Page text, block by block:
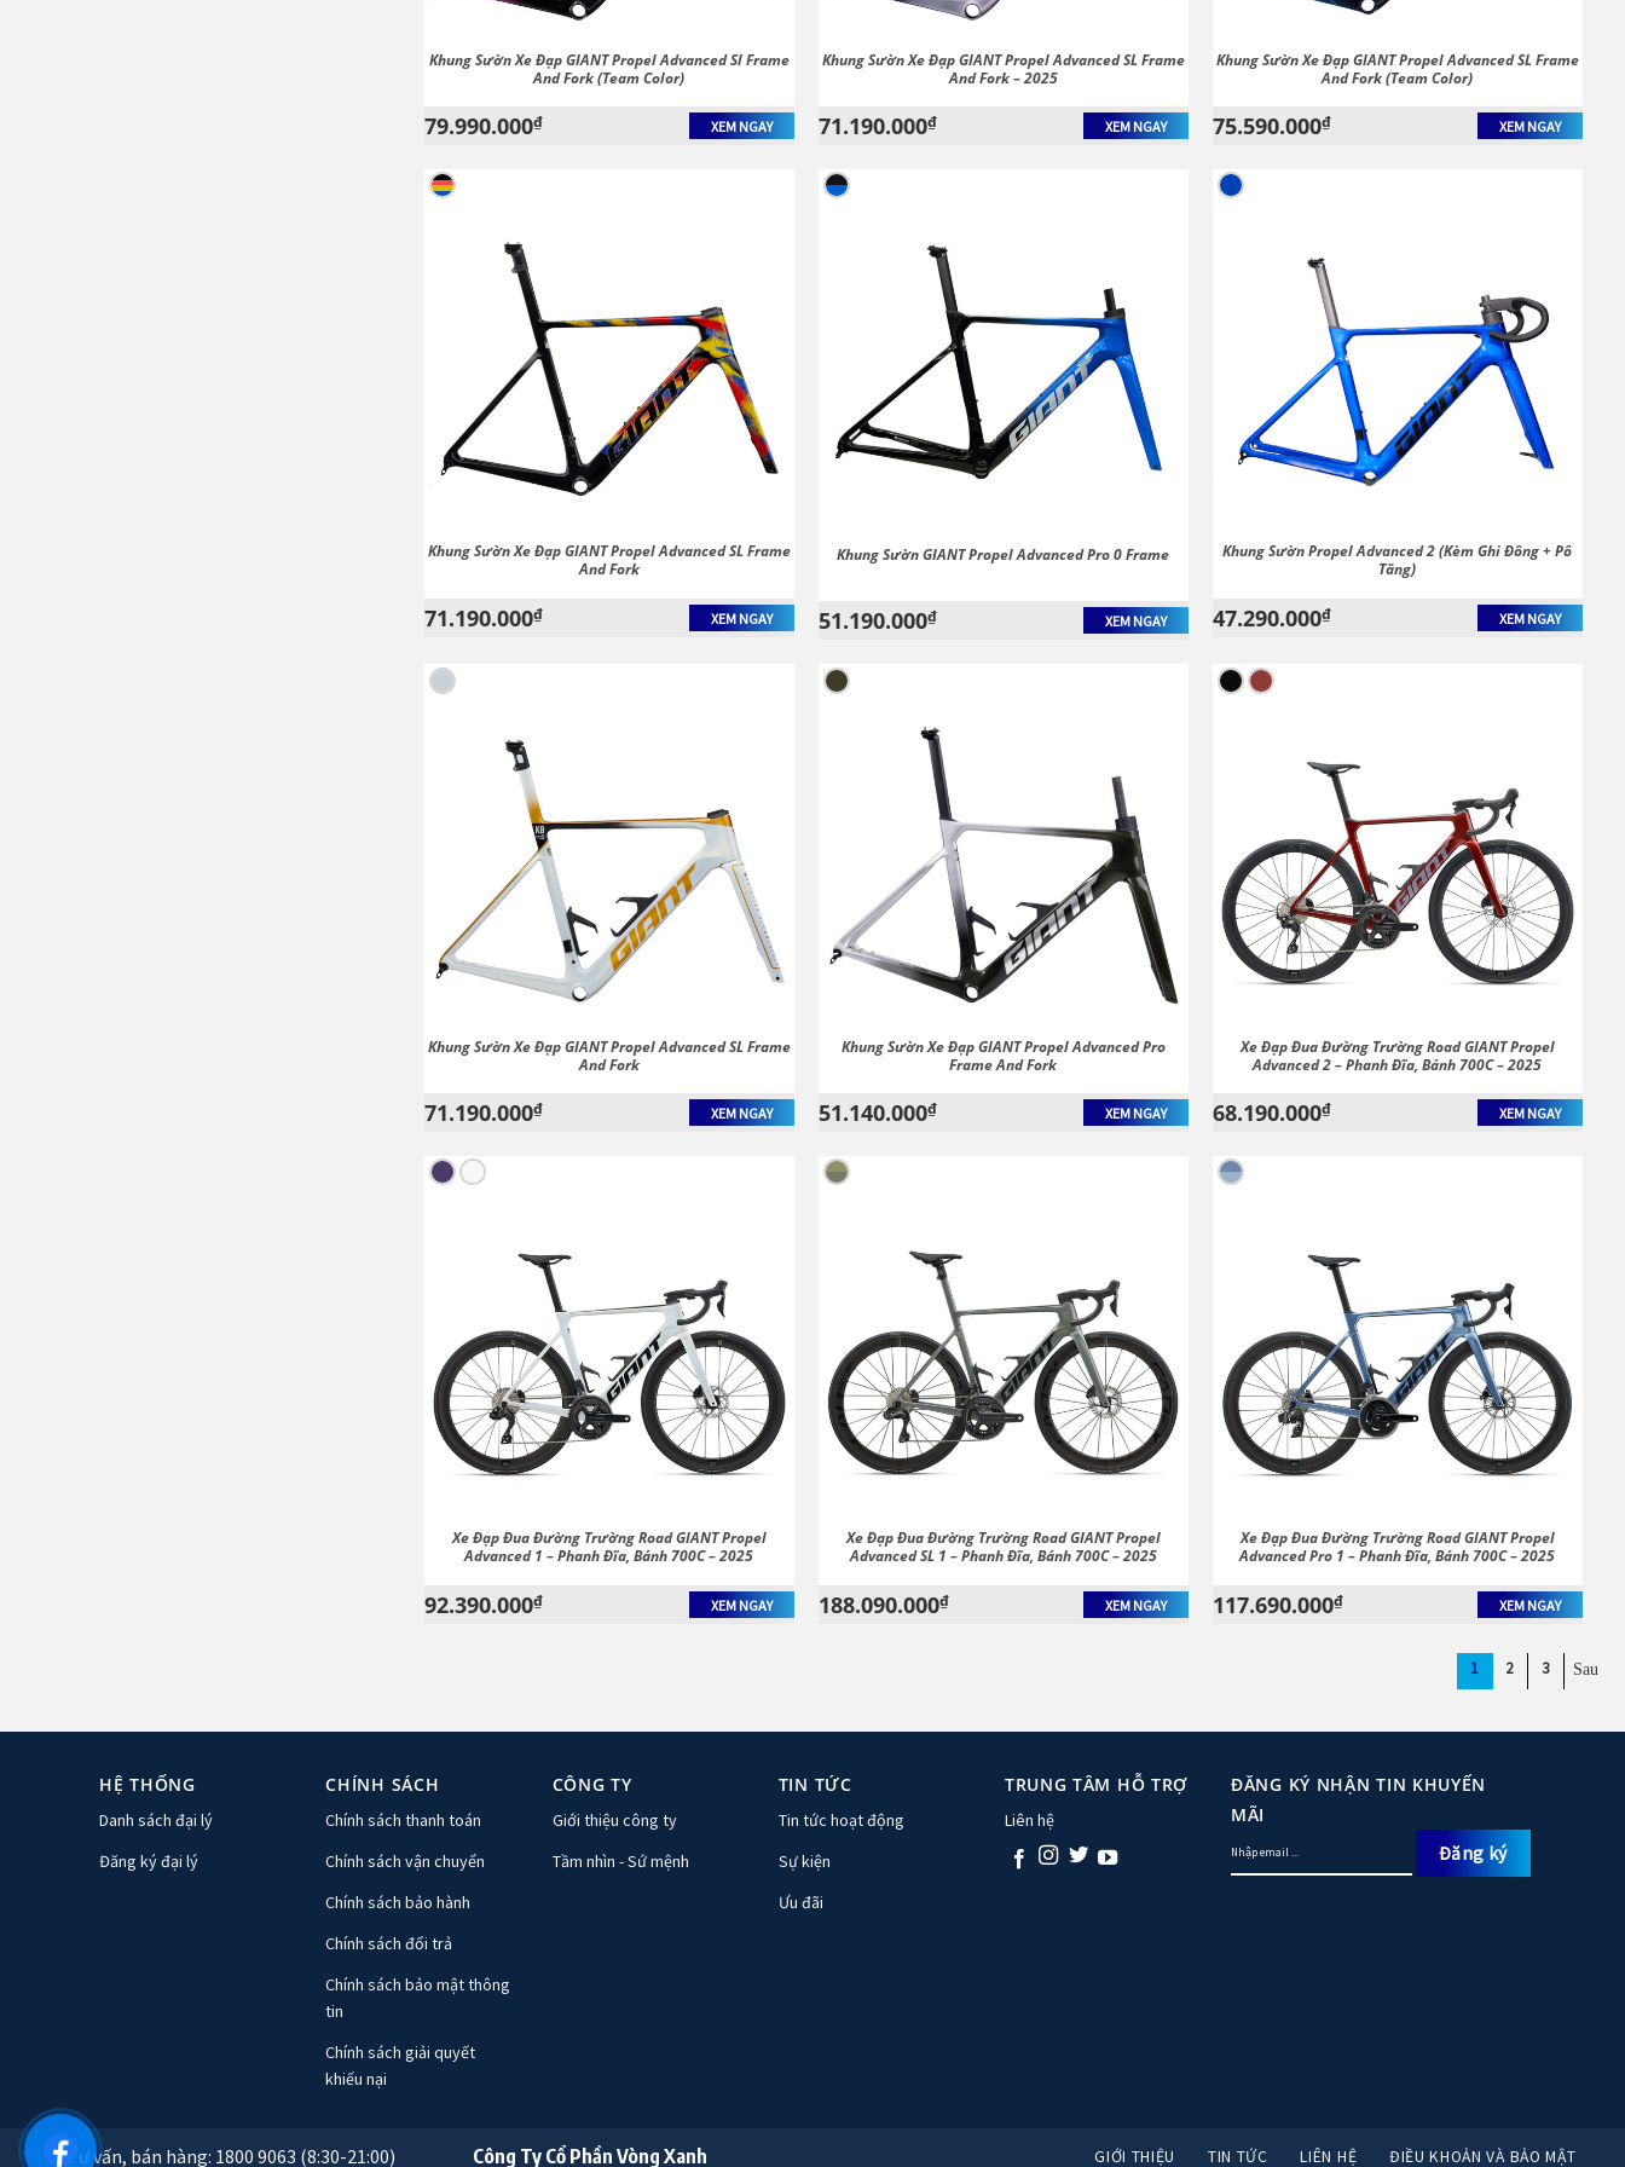
Khung Sườn Xe Đạp GIANT Propel Advanced Sl Frame
And Fork (Team Color)
79.990.000₫ XEM NGAY
Khung Sườn Xe Đạp GIANT Propel Advanced SL Frame
And Fork – 2025
71.190.000₫ XEM NGAY
Khung Sườn Xe Đạp GIANT Propel Advanced SL Frame
And Fork (Team Color)
75.590.000₫ XEM NGAY
Khung Sườn Xe Đạp GIANT Propel Advanced SL Frame
And Fork
71.190.000₫ XEM NGAY
Khung Sườn GIANT Propel Advanced Pro 0 Frame
51.190.000₫ XEM NGAY
Khung Sườn Propel Advanced 2 (kèm Ghi Đông + Pô
Tăng)
47.290.000₫ XEM NGAY
Khung Sườn Xe Đạp GIANT Propel Advanced SL Frame
And Fork
71.190.000₫ XEM NGAY
Khung Sườn Xe Đạp GIANT Propel Advanced Pro
Frame And Fork
51.140.000₫ XEM NGAY
Xe Đạp Đua Đường Trường Road GIANT Propel
Advanced 2 – Phanh Đĩa, Bánh 700C – 2025
68.190.000₫ XEM NGAY
Xe Đạp Đua Đường Trường Road GIANT Propel
Advanced 1 – Phanh Đĩa, Bánh 700C – 2025
92.390.000₫ XEM NGAY
Xe Đạp Đua Đường Trường Road GIANT Propel
Advanced SL 1 – Phanh Đĩa, Bánh 700C – 2025
188.090.000₫ XEM NGAY
Xe Đạp Đua Đường Trường Road GIANT Propel
Advanced Pro 1 – Phanh Đĩa, Bánh 700C – 2025
117.690.000₫ XEM NGAY
1 2 3
HỆ THỐNG
Danh sách đại lý
Đăng ký đại lý
CHÍNH SÁCH
Chính sách thanh toán
Chính sách vận chuyển
Chính sách bảo hành
Chính sách đổi trả
Chính sách bảo mật thông
tin
Chính sách giải quyết
khiếu nại
CÔNG TY
Giới thiệu công ty
Tầm nhìn - Sứ mệnh
TIN TỨC
Tin tức hoạt động
Sự kiện
Ưu đãi
TRUNG TÂM HỖ TRỢ
Liên hệ
ĐĂNG KÝ NHẬN TIN KHUYẾN
MÃI
Tư vấn, bán hàng: 1800 9063 (8:30-21:00) Công Ty Cổ Phần Vòng Xanh GIỚI THIỆU TIN TỨC LIÊN HỆ ĐIỀU KHOẢN VÀ BẢO MẬT